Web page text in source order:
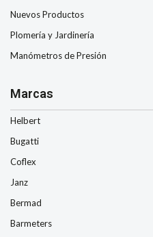
Nuevos Productos
Plomería y Jardinería
Manómetros de Presión
Marcas
Helbert
Bugatti
Coflex
Janz
Bermad
Barmeters